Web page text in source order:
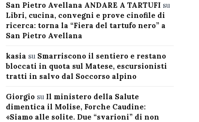
San Pietro Avellana ANDARE A TARTUFI su
Libri, cucina, convegni e prove cinofile di
ricerca: torna la “Fiera del tartufo nero” a
San Pietro Avellana
kasia su Smarriscono il sentiero e restano
bloccati in quota sul Matese, escursionisti
tratti in salvo dal Soccorso alpino
Giorgiosu Il ministero della Salute
dimentica il Molise, Forche Caudine:
«Siamo alle solite. Due “svarioni” di non